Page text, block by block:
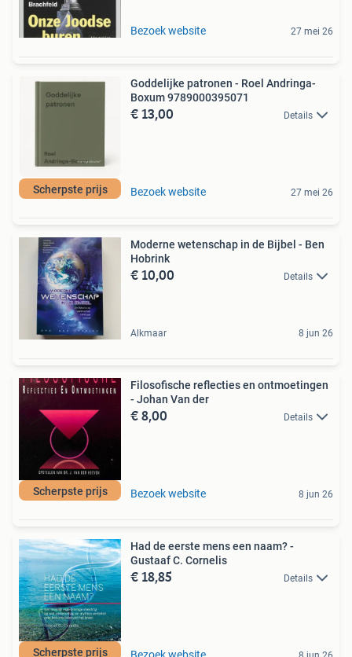
Bezoek website 27 mei 26
Scherpste prijs
Goddelijke patronen - Roel Andringa-
Boxum 9789000395071
€ 13,00 Details
Bezoek website 27 mei 26
Moderne wetenschap in de Bijbel - Ben
Hobrink
€ 10,00 Details
Alkmaar 8 jun 26
Scherpste prijs
Filosofische reflecties en ontmoetingen
- Johan Van der
€ 8,00 Details
Bezoek website 8 jun 26
Scherpste prijs
Had de eerste mens een naam? -
Gustaaf C. Cornelis
€ 18,85 Details
Bezoek website